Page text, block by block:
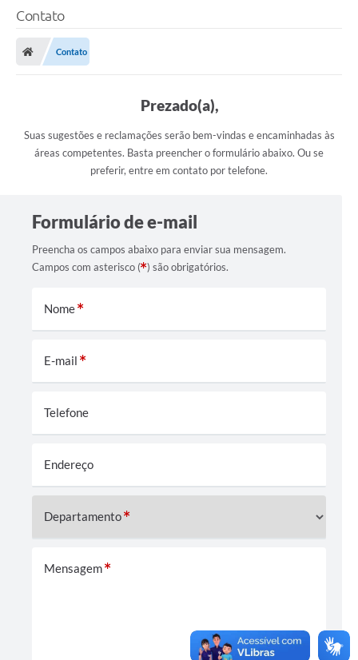
Prefeitura
Vagas de Emprego
Ouvidoria
Contato
Contato
Prezado(a),
Suas sugestões e reclamações serão bem-vindas e encaminhadas às
áreas competentes. Basta preencher o formulário abaixo. Ou se
preferir, entre em contato por telefone.
Formulário de e-mail
Preencha os campos abaixo para enviar sua mensagem.
Campos com asterisco ( ) são obrigatórios.
Nome
E-mail
Telefone
Endereço
Departamento
Mensagem